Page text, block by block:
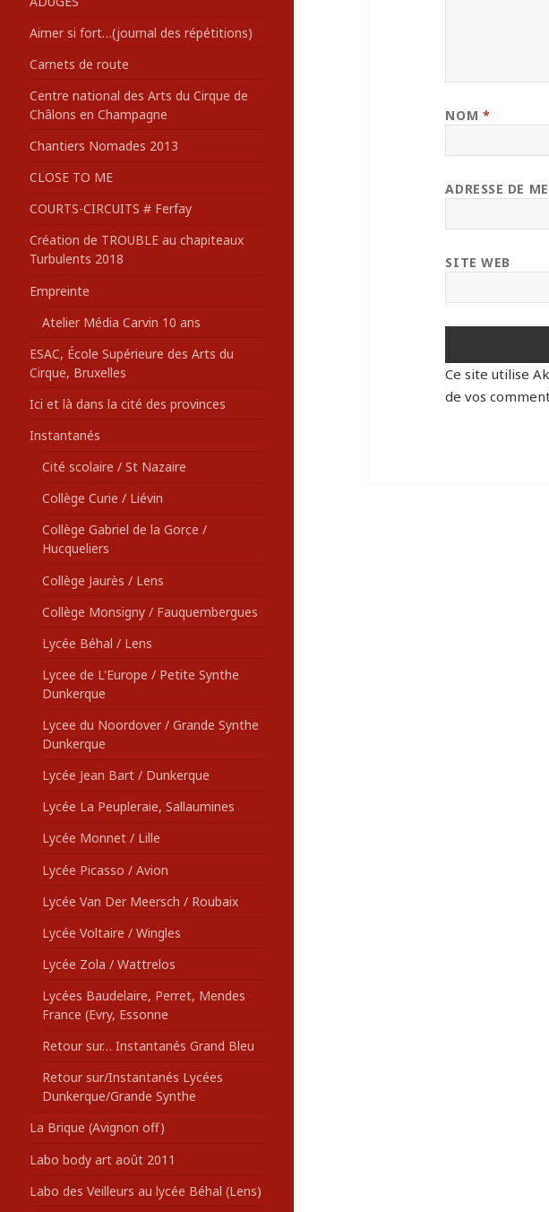
:Aimer si fort…(journal des répétitions)
Carnets de route
Centre national des Arts du Cirque de
Châlons en Champagne
Chantiers Nomades 2013
CLOSE TO ME
COURTS-CIRCUITS # Ferfay
Création de TROUBLE au chapiteaux
Turbulents 2018
Empreinte
Atelier Média Carvin 10 ans
ESAC, École Supérieure des Arts du
Cirque, Bruxelles
Ici et là dans la cité des provinces
Instantanés
Cité scolaire / St Nazaire
Collège Curie / Liévin
Collège Gabriel de la Gorce /
Hucqueliers
Collège Jaurès / Lens
Collège Monsigny / Fauquembergues
Lycée Béhal / Lens
Lycee de L'Europe / Petite Synthe
Dunkerque
Lycee du Noordover / Grande Synthe
Dunkerque
Lycée Jean Bart / Dunkerque
Lycée La Peupleraie, Sallaumines
Lycée Monnet / Lille
Lycée Picasso / Avion
Lycée Van Der Meersch / Roubaix
Lycée Voltaire / Wingles
Lycée Zola / Wattrelos
Lycées Baudelaire, Perret, Mendes
France (Evry, Essonne
Retour sur… Instantanés Grand Bleu
Retour sur/Instantanés Lycées
Dunkerque/Grande Synthe
La Brique (Avignon off)
Labo body art août 2011
Labo des Veilleurs au lycée Béhal (Lens)
NOM *
ADRESSE DE
SITE WEB
Ce site utilise
de vos